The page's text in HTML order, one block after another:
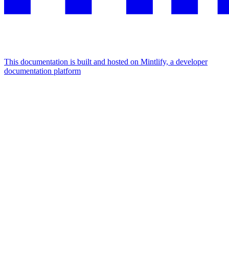
This documentation is built and hosted on Mintlify, a developer
documentation platform